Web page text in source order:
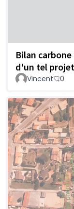
Bilan
d'un tel projet
Vincent 0